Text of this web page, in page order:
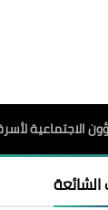
الاجتماعية